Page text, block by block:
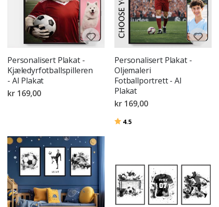
Personalisert Plakat -
Kjæledyrfotballspilleren
- AI Plakat
kr 169,00
Personalisert Plakat -
Oljemaleri
Fotballportrett - AI
Plakat
kr 169,00
Karakter:
4.5